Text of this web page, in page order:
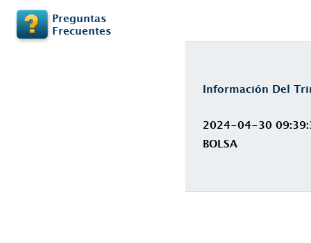
Preguntas
Frecuentes
Información Del
2024-04-30
BOLSA